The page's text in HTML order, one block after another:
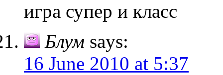
игра супер и класс
Блум says:
16 June 2010 at 5:37